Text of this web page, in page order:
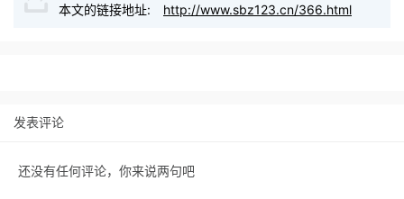
本文的链接地址:
http://www.sbz123.cn/366.html
发表评论
还没有任何评论，你来说两句吧